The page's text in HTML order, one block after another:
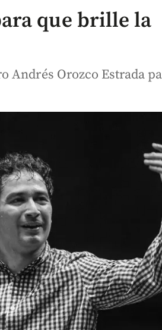
que brille la
Andrés Orozco Estrada